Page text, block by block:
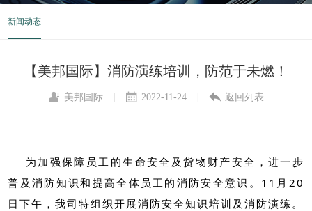
新闻动态
【美邦国际】消防演练培训，防范于未燃！
美邦国际 | 2022-11-24 | 返回列表
为加强保障员工的生命安全及货物财产安全，进一步
普及消防知识和提高全体员工的消防安全意识。11月20
日下午，我司特组织开展消防安全知识培训及消防演练。